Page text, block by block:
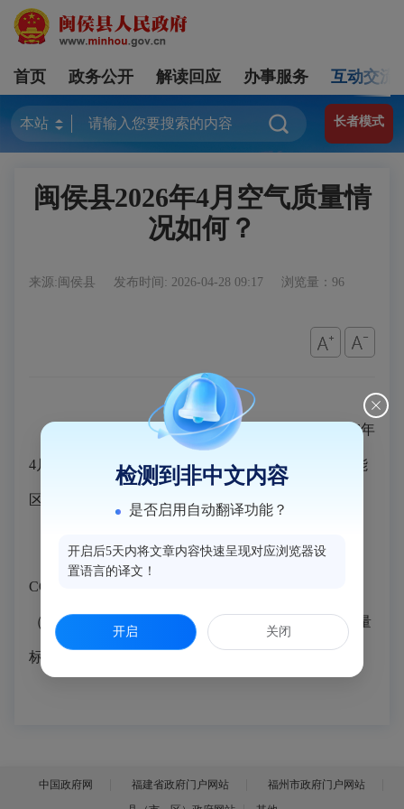
首页 政务公开 解读回应 办事服务 互动交流
长者模式
闽侯县2026年4月空气质量情
况如何？
来源:闽侯县 发布时间: 2026-04-28 09:17 浏览量：96
据县环境监测站公益性常规监测数据统计，2026年
4月份我县县城环境空气质量优，达到规定的相应功能
区标准。
闽侯县4月份县城空气质量SO2、NO2、PM10、
CO、O3、PM2.5等6项污染物浓度指标的24小时均值
（其中O3为日最大8小时平均）达到国家环境空气质量
标准（GB 3095-2012）一级水平。
中国政府网 福建省政府门户网站
福州市政府门户网站
检测到非中文内容
是否启用自动翻译功能？
开启后5天内将文章内容快速呈现对应浏览器设
置语言的译文！
开启 关闭